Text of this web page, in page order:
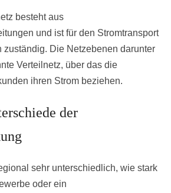
besteht aus
und ist für den Stromtransport
zuständig. Die Netzebenen darunter
Verteilnetz, über das die
ihren Strom beziehen.
der
sehr unterschiedlich, wie stark
oder ein